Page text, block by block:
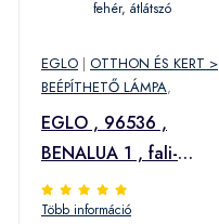
EGLO | OTTHON ÉS KERT >
BEÉPÍTHETŐ LÁMPA,
EGLO , 96536 ,
BENALUA 1 , fali-
mennyezeti lámpa ,
3000 K , LED , 18W ,
Több információ